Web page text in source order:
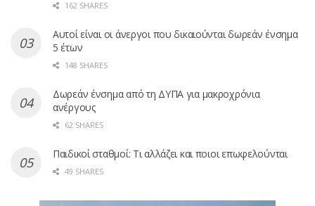
162 SHARES
Αυτοί είναι οι άνεργοι που δικαιούνται δωρεάν ένσημα
5 έτων
148 SHARES
Δωρεάν ένσημα από τη ΔΥΠΑ για μακροχρόνια
ανέργους
62 SHARES
Παιδικοί σταθμοί: Τι αλλάζει και ποιοι επωφελούνται
49 SHARES